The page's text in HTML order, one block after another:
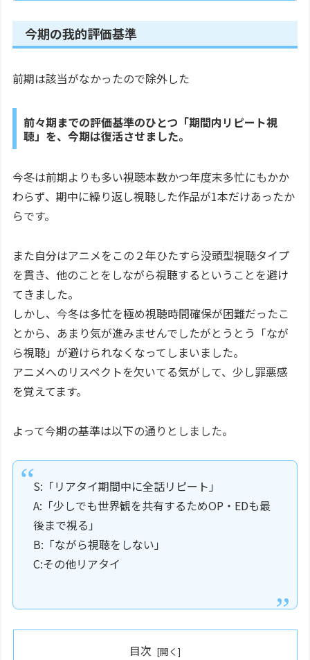
今期の我的評価基準
前期は該当がなかったので除外した
前々期までの評価基準のひとつ「期間内リピート視
聴」を、今期は復活させました。
今冬は前期よりも多い視聴本数かつ年度末多忙にもかか
わらず、期中に繰り返し視聴した作品が1本だけあったか
らです。
また自分はアニメをこの２年ひたすら没頭型視聴タイプ
を貫き、他のことをしながら視聴するということを避け
てきました。
しかし、今冬は多忙を極め視聴時間確保が困難だったこ
とから、あまり気が進みませんでしたがとうとう「なが
ら視聴」が避けられなくなってしまいました。
アニメへのリスペクトを欠いてる気がして、少し罪悪感
を覚えてます。
よって今期の基準は以下の通りとしました。
S:「リアタイ期間中に全話リピート」
A:「少しでも世界観を共有するためOP・EDも最
後まで視る」
B:「ながら視聴をしない」
C:その他リアタイ
目次